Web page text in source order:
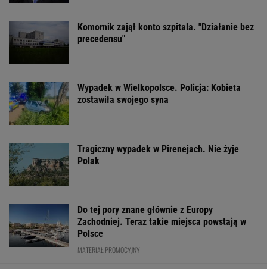
Komornik zajął konto szpitala. "Działanie bez
precedensu"
Wypadek w Wielkopolsce. Policja: Kobieta
zostawiła swojego syna
Tragiczny wypadek w Pirenejach. Nie żyje
Polak
Do tej pory znane głównie z Europy
Zachodniej. Teraz takie miejsca powstają w
Polsce
MATERIAŁ PROMOCYJNY